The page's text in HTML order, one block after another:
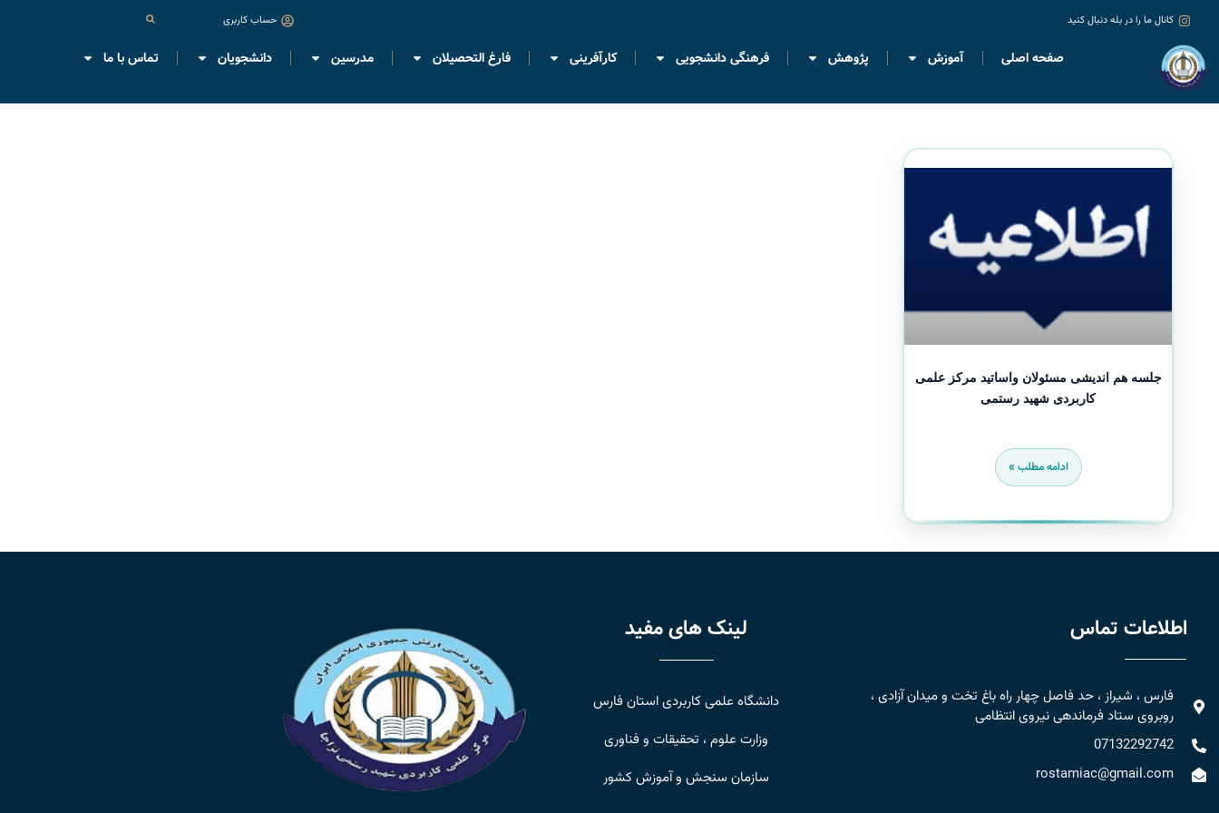
کانال ما را در بله دنبال کنید حساب کاربری
صفحه اصلی آموزش پژوهش فرهنگی دانشجویی کارآفرینی فارغ التحصیلان مدرسین دانشجویان تماس با ما
جلسه هم اندیشی مسئولان واساتید مرکز علمی
کاربردی شهید رستمی
ادامه مطلب »
اطلاعات تماس
فارس ، شیراز ، حد فاصل چهار راه باغ تخت و میدان آزادی ،
روبروی ستاد فرماندهی نیروی انتظامی
07132292742
rostamiac@gmail.com
لینک های مفید
دانشگاه علمی کاربردی استان فارس
وزارت علوم ، تحقیقات و فناوری
سازمان سنجش و آموزش کشور